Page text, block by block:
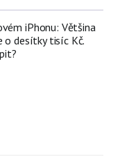
iPhonu: Většina
o desítky tisíc Kč.